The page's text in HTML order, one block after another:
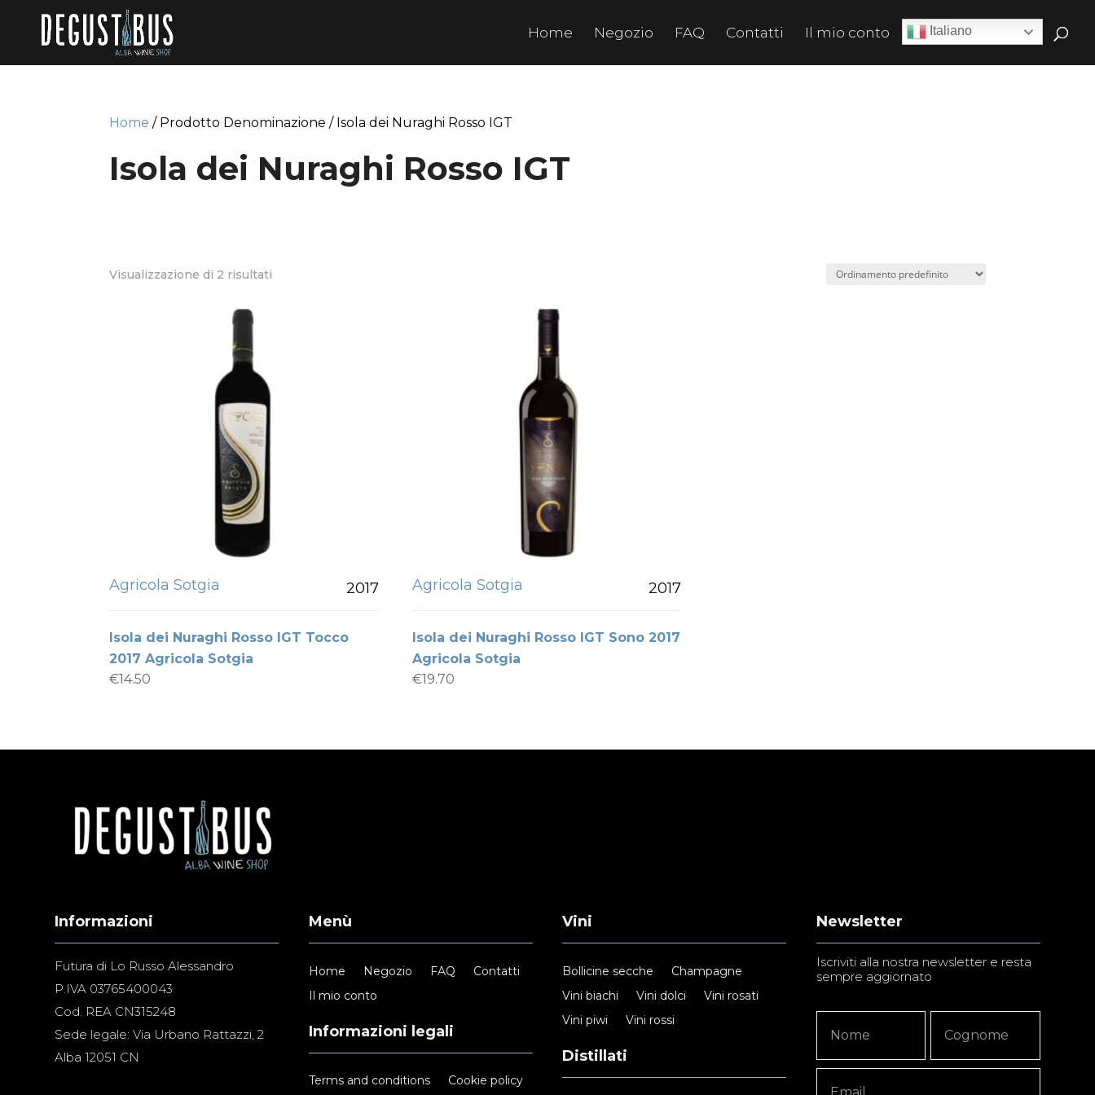
Home Negozio FAQ Contatti Il mio conto
Home / Prodotto Denominazione / Isola dei Nuraghi Rosso IGT
Isola dei Nuraghi Rosso IGT
Visualizzazione di 2 risultati
Agricola Sotgia 2017
Isola dei Nuraghi Rosso IGT Tocco
2017 Agricola Sotgia
€14.50
Agricola Sotgia 2017
Isola dei Nuraghi Rosso IGT Sono 2017
Agricola Sotgia
€19.70
Informazioni
Futura di Lo Russo Alessandro
P.IVA 03765400043
Cod. REA CN315248
Sede legale: Via Urbano Rattazzi, 2
Alba 12051 CN
Menù
Home Negozio FAQ
Contatti
Il mio conto
Informazioni legali
Terms and conditions Cookie policy
Vini
Bollicine secche
Champagne
Vini biachi
Vini dolci
Vini rosati
Vini piwi
Vini rossi
Distillati
Newsletter
Iscriviti alla nostra newsletter e resta
sempre aggiornato
Signup
Copy
Italiano